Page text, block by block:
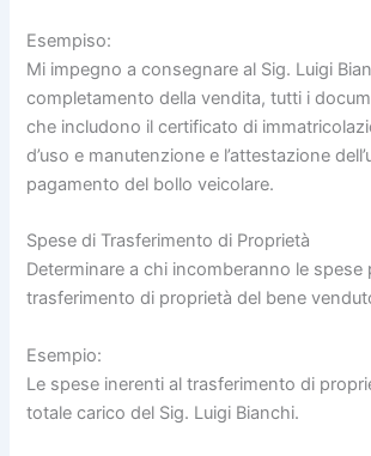
Esempiso:
Mi impegno a consegnare al Sig. Luigi
completamento della vendita, tutti i
che includono il certificato di
d’uso e manutenzione e l’attestazione
pagamento del bollo veicolare.
Spese di Trasferimento di Proprietà
Determinare a chi incomberanno le spese
trasferimento di proprietà del bene
Esempio:
Le spese inerenti al trasferimento di
totale carico del Sig. Luigi Bianchi.